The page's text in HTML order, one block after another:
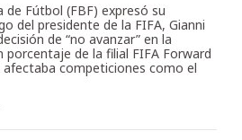
de Fútbol (FBF) expresó su
del presidente de la FIFA, Gianni
de “no avanzar” en la
porcentaje de la filial FIFA Forward
afectaba competiciones como el